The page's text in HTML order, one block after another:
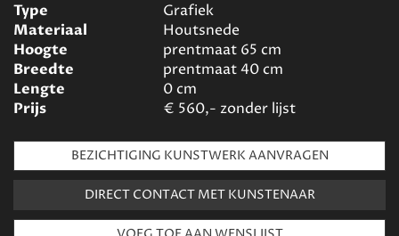
Type
Grafiek
Materiaal
Houtsnede
Hoogte
prentmaat 65 cm
Breedte
prentmaat 40cm
Lengte
0cm
Prijs
€ 560,- zonder lijst
BEZICHTIGING KUNSTWERK AANVRAGEN
DIRECT CONTACT MET KUNSTENAAR